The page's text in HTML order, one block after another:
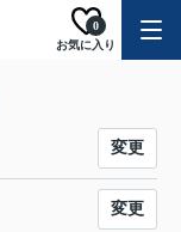
お気に入り
0
変更
変更